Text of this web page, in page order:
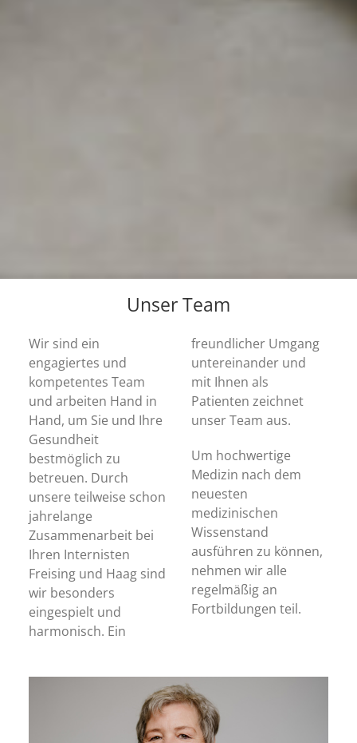
Unser Team
Wir sind ein
engagiertes und
kompetentes Team
und arbeiten Hand in
Hand, um Sie und Ihre
Gesundheit
bestmöglich zu
betreuen. Durch
unsere teilweise schon
jahrelange
Zusammenarbeit bei
Ihren Internisten
Freising und Haag sind
wir besonders
eingespielt und
harmonisch. Ein
freundlicher Umgang
untereinander und
mit Ihnen als
Patienten zeichnet
unser Team aus.
Um hochwertige
Medizin nach dem
neuesten
medizinischen
Wissenstand
ausführen zu können,
nehmen wir alle
regelmäßig an
Fortbildungen teil.